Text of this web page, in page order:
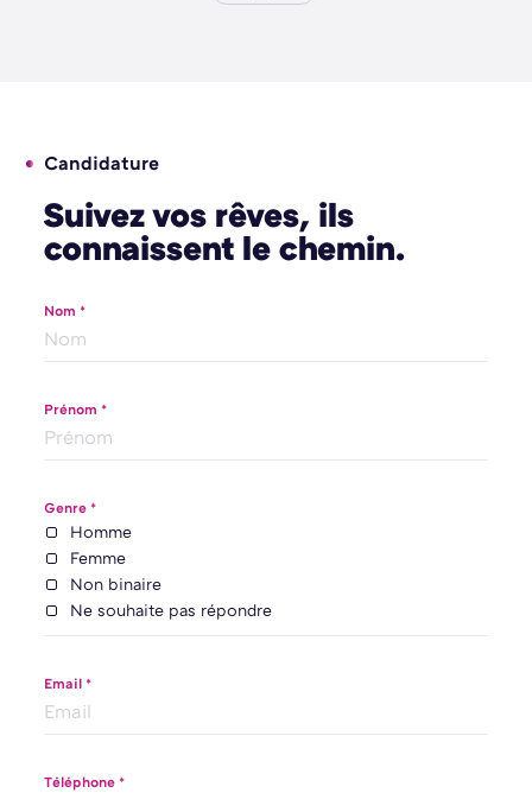
Candidature
Suivez vos rêves, ils
connaissent le chemin.
Nom *
Prénom *
Genre *
Homme
Femme
Non binaire
Ne souhaite pas répondre
Email *
Téléphone *